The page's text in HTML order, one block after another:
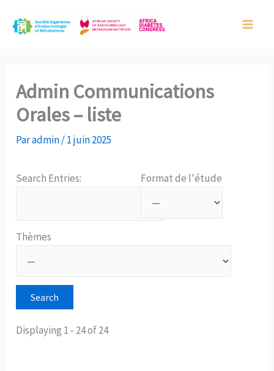
Admin Communications
Orales – liste
Paradmin/1 juin 2025
Search Entries: Format de l'étude
Thèmes
Displaying 1 - 24 of 24